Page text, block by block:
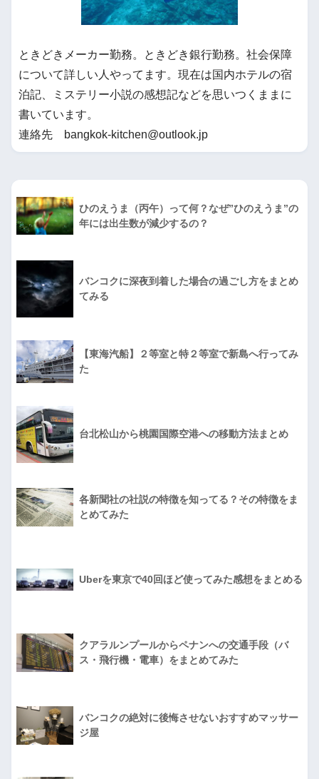
ときどきメーカー勤務。ときどき銀行勤務。社会保障
について詳しい人やってます。現在は国内ホテルの宿
泊記、ミステリー小説の感想記などを思いつくままに
書いています。
連絡先 bangkok-kitchen@outlook.jp
ひのえうま（丙午）って何？なぜ”ひのえうま”の
年には出生数が減少するの？
バンコクに深夜到着した場合の過ごし方をまとめ
てみる
【東海汽船】２等室と特２等室で新島へ行ってみ
た
台北松山から桃園国際空港への移動方法まとめ
各新聞社の社説の特徴を知ってる？その特徴をま
とめてみた
Uberを東京で40回ほど使ってみた感想をまとめる
クアラルンプールからペナンへの交通手段（バ
ス・飛行機・電車）をまとめてみた
バンコクの絶対に後悔させないおすすめマッサー
ジ屋